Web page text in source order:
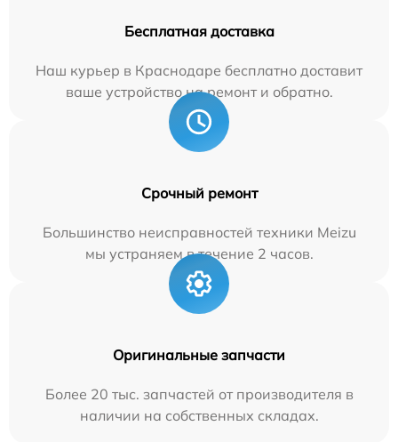
Бесплатная доставка
Наш курьер в Краснодаре бесплатно доставит
ваше устройство на ремонт и обратно.
Срочный ремонт
Большинство неисправностей техники Meizu
мы устраняем в течение 2 часов.
Оригинальные запчасти
Более 20 тыс. запчастей от производителя в
наличии на собственных складах.